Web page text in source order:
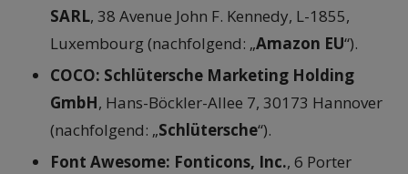
SARL, 38 Avenue John F. Kennedy, L-1855,
Luxembourg (nachfolgend: „Amazon EU“).
COCO: Schlütersche Marketing Holding
GmbH, Hans-Böckler-Allee 7, 30173 Hannover
(nachfolgend: „Schlütersche“).
Font Awesome: Fonticons, Inc., 6 Porter